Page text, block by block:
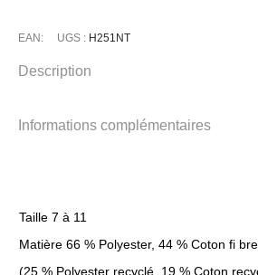
EAN: UGS : H251NT
Description
Informations complémentaires
Taille 7 à 11
Matière 66 % Polyester, 44 % Coton fi
(25 % Polyester recyclé, 19 % Coton